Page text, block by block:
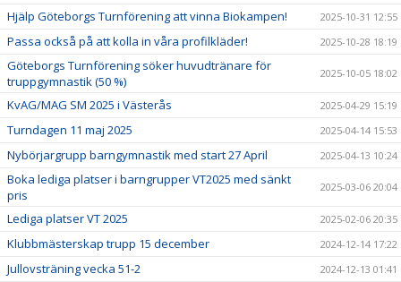
Hjälp Göteborgs Turnförening att vinna Biokampen! 2025-10-31 12:55
Passa också på att kolla in våra profilkläder! 2025-10-28 18:19
Göteborgs Turnförening söker huvudtränare för
truppgymnastik (50 %)
2025-10-05 18:02
KvAG/MAG SM 2025 i Västerås 2025-04-29 15:19
Turndagen 11 maj 2025 2025-04-14 15:53
Nybörjargrupp barngymnastik med start 27 April 2025-04-13 10:24
Boka lediga platser i barngrupper VT2025 med sänkt
pris
2025-03-06 20:04
Lediga platser VT 2025 2025-02-06 20:35
Klubbmästerskap trupp 15 december 2024-12-14 17:22
Jullovsträning vecka 51-2 2024-12-13 01:41